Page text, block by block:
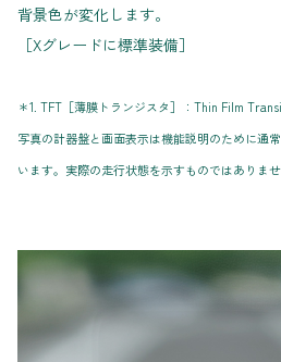
背景色が変化します。
［Xグレードに標準装備］
＊1. TFT［薄膜トランジスタ］：Thin Film
写真の計器盤と画面表示は機能説明のために通
います。実際の走行状態を示すものではありませ